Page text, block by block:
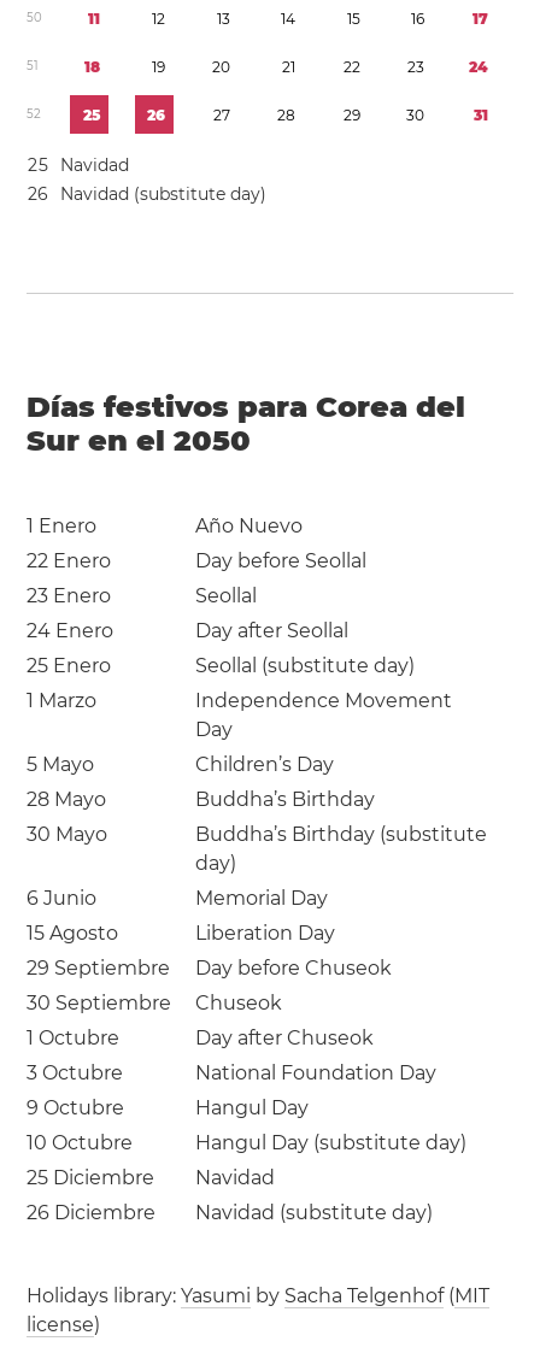
50 11 12 13 14 15 16 17
51 18 19 20 21 22 23 24
52 25 26 27 28 29 30 31
25
Navidad
26 Navidad (substitute day)
Días festivos para Corea del
Sur en el 2050
1 Enero
Año Nuevo
22 Enero
Day before Seollal
23 Enero
Seollal
24 Enero
Day after Seollal
25 Enero
Seollal (substitute day)
1 Marzo
Independence Movement
Day
5 Mayo
Children’s Day
28 Mayo
Buddha’s Birthday
30 Mayo
Buddha’s Birthday (substitute
day)
6 Junio
Memorial Day
15 Agosto
Liberation Day
29 Septiembre
Day before Chuseok
30 Septiembre
Chuseok
1 Octubre
Day after Chuseok
3 Octubre
National Foundation Day
9 Octubre
Hangul Day
10 Octubre
Hangul Day (substitute day)
25 Diciembre
Navidad
26 Diciembre
Navidad (substitute day)
Holidays library:Yasumi by Sacha Telgenhof(MIT
license)